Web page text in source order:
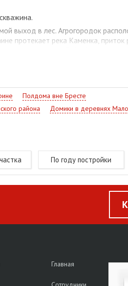
выход в лес. Агрогородок
протекает река Каменка,
искусств», ГУО «Ясли-сад п.
государственное предприятие
Полдома вне Бресте
района
Домики в деревнях
По году постройки
Главная